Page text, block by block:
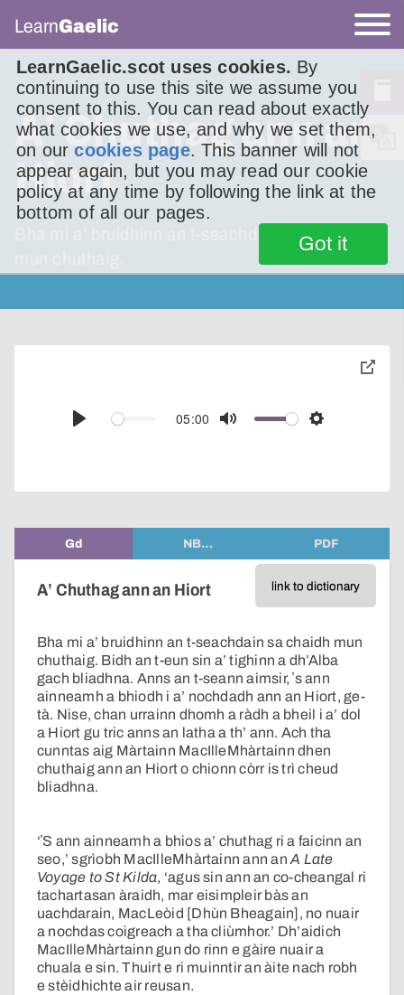
LearnGaelic.scot uses cookies. By
continuing to use this site we assume you
consent to this. You can read about exactly
what cookies we use, and why we set them,
on ourcookies page. This banner will not
appear again, but you may read our cookie
policy at any time by following the link at the
bottom of all our pages.
Got it
LearnGaelic
A’ Chuthag ann an
Hiort
Bha mi a’ bruidhinn an t-seachdain sa chaidh
Play
05:00
Mute Settings
toggle
Gd NB… PDF
link to dictionary
A’ Chuthag ann an Hiort
Bha mi a’ bruidhinn an t-seachdain sa chaidh mun
chuthaig. Bidh an t-eun sin a’ tighinn a dh’Alba
gach bliadhna. Anns an t-seann aimsir, ʼs ann
ainneamh a bhiodh i a’ nochdadh ann an Hiort, ge-
tà. Nise, chan urrainn dhomh a ràdh a bheil i a’ dol
a Hiort gu tric anns an latha a th’ ann. Ach tha
cunntas aig Màrtainn MacIlleMhàrtainn dhen
chuthaig ann an Hiort o chionn còrr is trì cheud
bliadhna.
‘ʼS ann ainneamh a bhios a’ chuthag ri a faicinn an
seo,’ sgrìobh MacIlleMhàrtainn ann anA Late
Voyage to St Kilda, ‘agus sin ann an co-cheangal ri
tachartasan àraidh, mar eisimpleir bàs an
uachdarain, MacLeòid [Dhùn Bheagain], no nuair
a nochdas coigreach a tha cliùmhor.’ Dh’aidich
MacIlleMhàrtainn gun do rinn e gàire nuair a
chuala e sin. Thuirt e ri muinntir an àite nach robh
e stèidhichte air reusan.